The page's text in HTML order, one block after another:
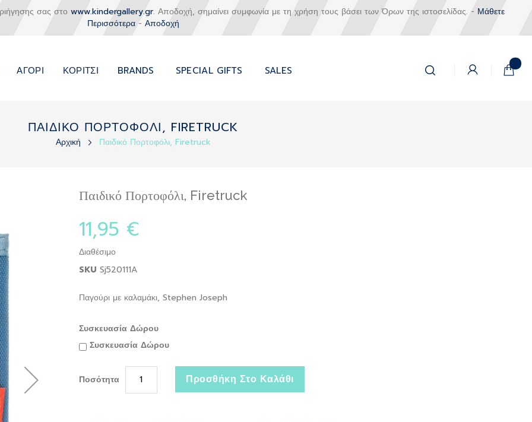
σας στο www.kindergallery.gr. Αποδοχή, σημαίνει συμφωνία με τη χρήση τους βάσει των Όρων της ιστοσελίδας. - Μάθετε
Περισσότερα- Αποδοχή
ΑΓΌΡΙ ΚΟΡΊΤΣΙ BRANDS SPECIAL GIFTS SALES
Το
Αναζήτηση
ΠΑΙΔΙΚΟ ΠΟΡΤΟΦΟΛΙ, FIRETRUCK
Αρχική Παιδικό Πορτοφόλι, Firetruck
Παιδικό Πορτοφόλι, Firetruck
11,95 €
Διαθέσιμο
SKU Sj520111A
Παγούρι με καλαμάκι, Stephen Joseph
Συσκευασία Δώρου
Συσκευασία Δώρου
Ποσότητα Προσθήκη Στο Καλάθι